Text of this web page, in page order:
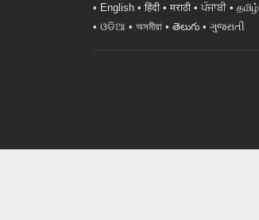
English हिंदी मराठी ਪੰਜਾਬੀ தமிழ்
ଓଡିଆ
অসমীয়া తెలుగు ગુજરાતી